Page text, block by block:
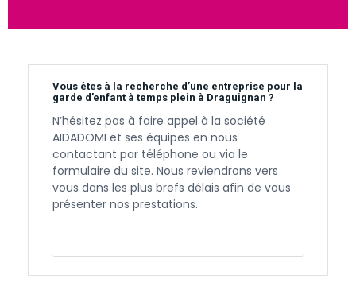
Vous êtes à la recherche d’une entreprise pour la
garde d’enfant à temps plein à Draguignan ?
N’hésitez pas à faire appel à la société
AIDADOMI et ses équipes en nous
contactant par téléphone ou via le
formulaire du site. Nous reviendrons vers
vous dans les plus brefs délais afin de vous
présenter nos prestations.